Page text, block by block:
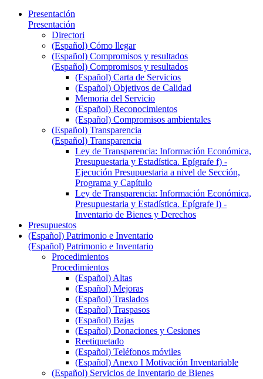
Presentación
Presentación
Directori
(Español) Cómo llegar
(Español) Compromisos y resultados
(Español) Compromisos y resultados
(Español) Carta de Servicios
(Español) Objetivos de Calidad
Memoria del Servicio
(Español) Reconocimientos
(Español) Compromisos ambientales
(Español) Transparencia
(Español) Transparencia
Ley de Transparencia: Información Económica,
Presupuestaria y Estadística. Epígrafe f) -
Ejecución Presupuestaria a nivel de Sección,
Programa y Capítulo
Ley de Transparencia: Información Económica,
Presupuestaria y Estadística. Epígrafe l) -
Inventario de Bienes y Derechos
Presupuestos
(Español) Patrimonio e Inventario
(Español) Patrimonio e Inventario
Procedimientos
Procedimientos
(Español) Altas
(Español) Mejoras
(Español) Traslados
(Español) Traspasos
(Español) Bajas
(Español) Donaciones y Cesiones
Reetiquetado
(Español) Teléfonos móviles
(Español) Anexo I Motivación Inventariable
(Español) Servicios de Inventario de Bienes